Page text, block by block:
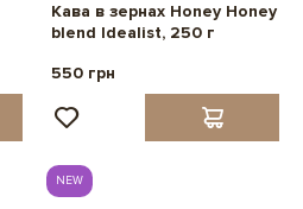
Кава в зернах Honey Honey
blend Idealist, 250 г
550 грн
NEW